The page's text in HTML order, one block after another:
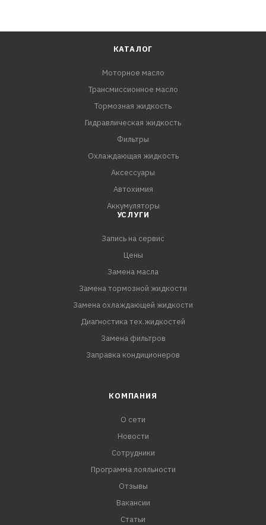
КАТАЛОГ
Моторное масло
Трансмиссионное масло
Тормозная жидкость
Гидравлическая жидкость
Фильтры
Охлаждающая жидкость
Аксессуары
Автохимия
Аккумуляторы
УСЛУГИ
Запись на сервис
Цены
Замена масла
Замена тормозной жидкости
Замена охлаждающей жидкости
Диагностика тех.жидкостей
Замена фильтров
Заправка кондиционеров
КОМПАНИЯ
О сети
Новости
Сотрудники
Программа лояльности
Отзывы
Вакансии
Статьи